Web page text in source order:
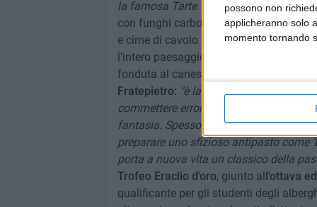
possono non
applicheranno solo
momento tornando
la famosa Tarte Tatin, arricchendola
con funghi carboncelli, dal profumo
e cime di cavolo verde, il tutto
l'intero paesaggio dell'Alta Murgia, una
fonduta al canestrato pugliese DOP. La
Fratepietro: "è la dimostrazione che in
commettere errori, ma l'essere capaci
fantasia. Spesso le ricette migliori
preparare uno sfizioso antipasto come '
porta a nuova vita un classico della
Trofeo Eraclio d'oro, giunto all'ottava
qualificante per gli studenti degli